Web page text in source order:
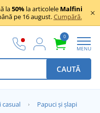
la50% la articolele Malfini
pe 16 august.Cumpără.
0
MENU
CAUTĂ
casual Papuci și șlapi